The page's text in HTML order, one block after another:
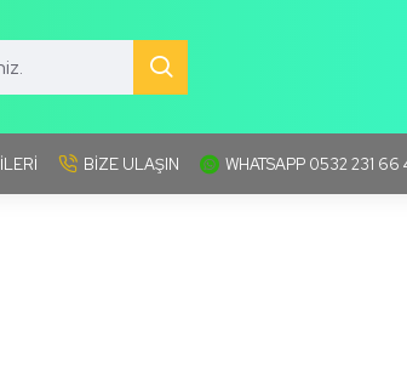
BIZE ULAŞIN WHATSAPP 0532 231 66